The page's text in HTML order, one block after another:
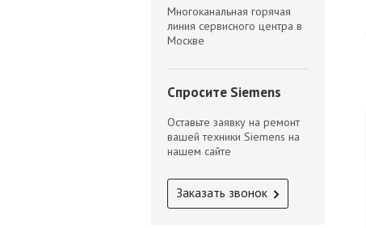
Многоканальная горячая
линия сервисного центра в
Москве
Спросите Siemens
Оставьте заявку на ремонт
вашей техники Siemens на
нашем сайте
Заказать звонок